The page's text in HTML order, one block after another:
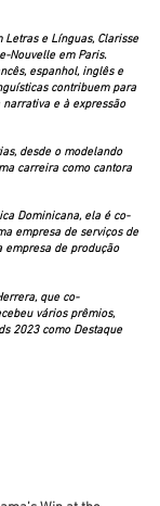
e Línguas, Clarisse
Nouvelle em Paris.
espanhol, inglês e
contribuem para
e à expressão
desde o modelando
carreira como cantora
Dominicana, ela é co-
empresa de serviços de
empresa de produção
que co-
vários prêmios,
2023 como Destaque